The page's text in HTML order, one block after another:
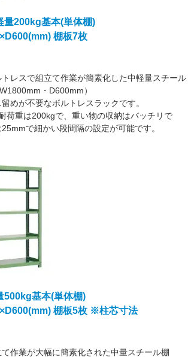
量200kg基本(単体棚)
棚板7枚
レスで組立て作業が簡素化した中軽量スチール
・D600mm）
めが不要なボルトレスラックです。
荷重は200kgで、重い物の収納はバッチリで
で細かい段間隔の設定が可能です。
500kg基本(単体棚)
棚板5枚 ※柱芯寸法
作業が大幅に簡素化された中量スチール棚